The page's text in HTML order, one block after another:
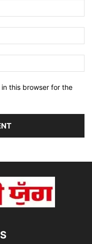
this browser for the